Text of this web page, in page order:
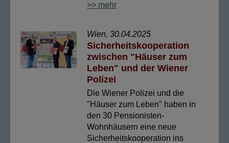
>> mehr
Wien, 30.04.2025
Sicherheitskooperation
zwischen "Häuser zum
Leben" und der Wiener
Polizei
Die Wiener Polizei und die
"Häuser zum Leben" haben in
den 30 Pensionisten-
Wohnhäusern eine neue
Sicherheitskooperation ins